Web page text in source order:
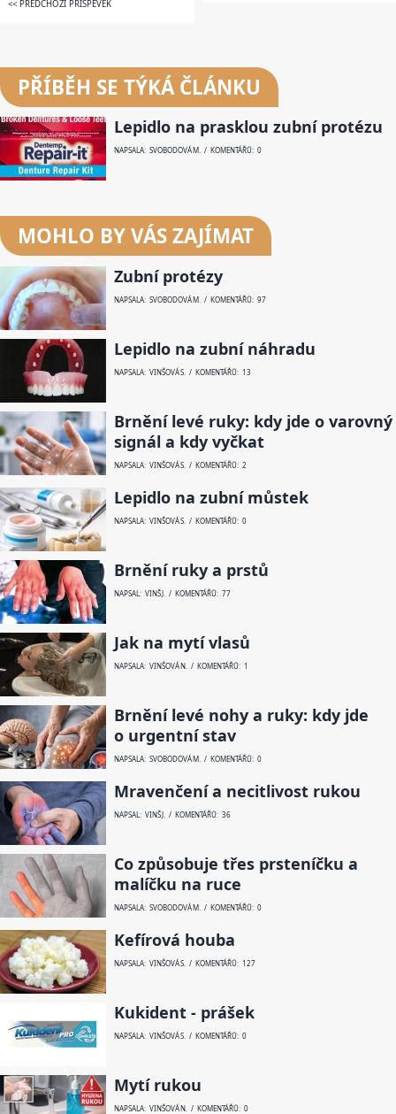
<< PŘEDCHOZÍ PŘÍSPĚVEK
PŘÍBĚH SE TÝKÁ ČLÁNKU
Lepidlo na prasklou zubní protézu
NAPSALA: SVOBODOVÁ M. / KOMENTÁŘŮ: 0
MOHLO BY VÁS ZAJÍMAT
Zubní protézy
NAPSALA: SVOBODOVÁ M. / KOMENTÁŘŮ: 97
Lepidlo na zubní náhradu
NAPSALA: VINŠOVÁ S. / KOMENTÁŘŮ: 13
Brnění levé ruky: kdy jde o varovný
signál a kdy vyčkat
NAPSALA: VINŠOVÁ S. / KOMENTÁŘŮ: 2
Lepidlo na zubní můstek
NAPSALA: VINŠOVÁ S. / KOMENTÁŘŮ: 0
Brnění ruky a prstů
NAPSAL: VINŠ J. / KOMENTÁŘŮ: 77
Jak na mytí vlasů
NAPSALA: VINŠOVÁ N. / KOMENTÁŘŮ: 1
Brnění levé nohy a ruky: kdy jde
o urgentní stav
NAPSALA: SVOBODOVÁ M. / KOMENTÁŘŮ: 0
Mravenčení a necitlivost rukou
NAPSAL: VINŠ J. / KOMENTÁŘŮ: 36
Co způsobuje třes prsteníčku a
malíčku na ruce
NAPSALA: SVOBODOVÁ M. / KOMENTÁŘŮ: 0
Kefírová houba
NAPSALA: VINŠOVÁ S. / KOMENTÁŘŮ: 127
Kukident - prášek
NAPSALA: VINŠOVÁ S. / KOMENTÁŘŮ: 0
Mytí rukou
NAPSALA: VINŠOVÁ N. / KOMENTÁŘŮ: 0